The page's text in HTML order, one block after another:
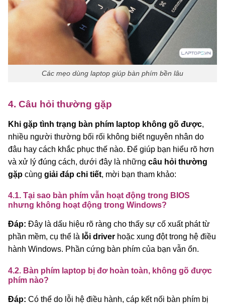
Các mẹo dùng laptop giúp bàn phím bền lâu
4. Câu hỏi thường gặp
Khi gặp tình trạng bàn phím laptop không gõ được,
nhiều người thường bối rối không biết nguyên nhân do
đâu hay cách khắc phục thế nào. Để giúp bạn hiểu rõ hơn
và xử lý đúng cách, dưới đây là những câu hỏi thường
gặp cùng giải đáp chi tiết, mời bạn tham khảo:
4.1. Tại sao bàn phím vẫn hoạt động trong BIOS
nhưng không hoạt động trong Windows?
Đáp: Đây là dấu hiệu rõ ràng cho thấy sự cố xuất phát từ
phần mềm, cụ thể là lỗi driver hoặc xung đột trong hệ điều
hành Windows. Phần cứng bàn phím của bạn vẫn ổn.
4.2. Bàn phím laptop bị đơ hoàn toàn, không gõ được
phím nào?
Đáp: Có thể do lỗi hệ điều hành, cáp kết nối bàn phím bị